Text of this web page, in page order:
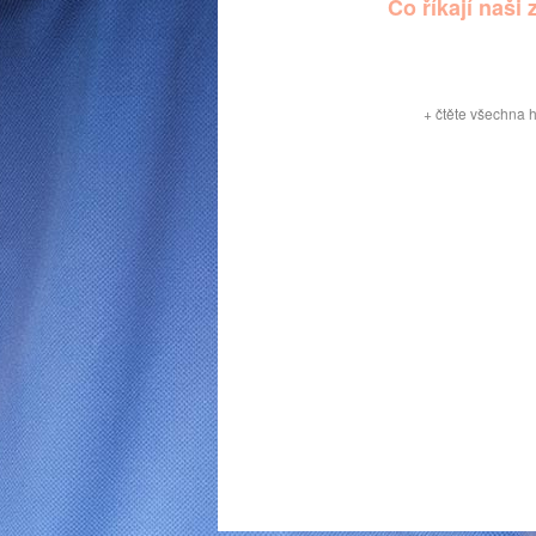
Co říkají naši
+ čtěte všechna